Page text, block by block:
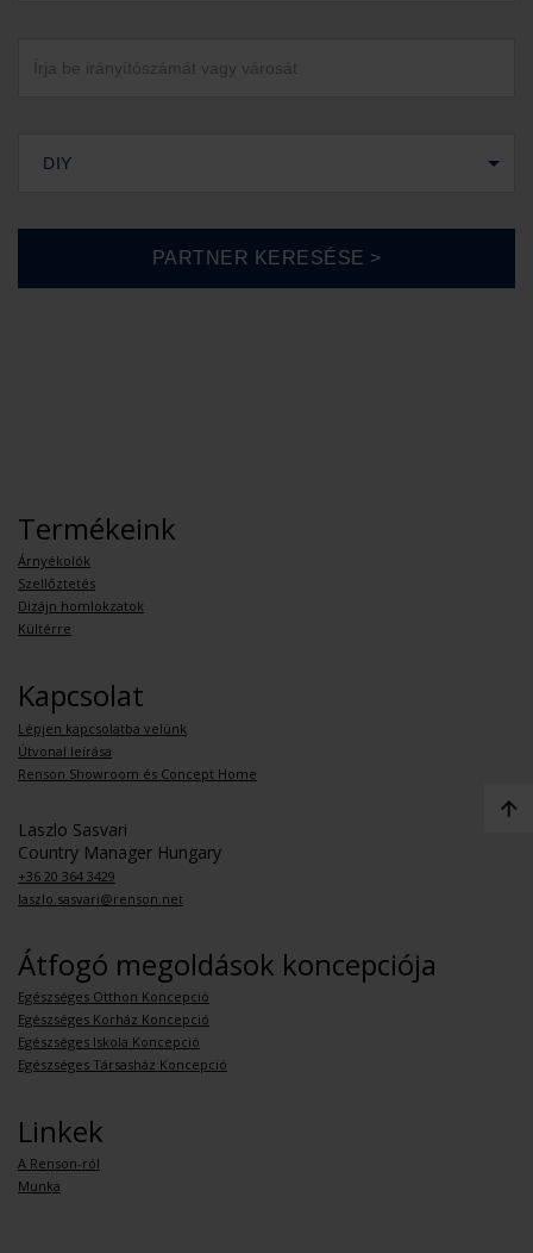
DIY
Termékeink
Árnyékolók
Szellőztetés
Dizájn homlokzatok
Kültérre
Kapcsolat
Lépjen kapcsolatba velünk
Útvonal leírása
Renson Showroom és Concept Home
Laszlo Sasvari
Country Manager Hungary
+36 20 364 3429
laszlo.sasvari@renson.net
Átfogó megoldások koncepciója
Egészséges Otthon Koncepció
Egészséges Korház Koncepció
Egészséges Iskola Koncepció
Egészséges Társasház Koncepció
Linkek
A Renson-ról
Munka